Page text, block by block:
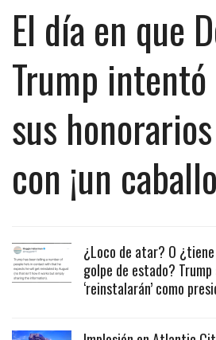
El día en que
Trump
sus
con ¡un
¿Loco de atar? O
golpe de estado?
‘reinstalarán’ como